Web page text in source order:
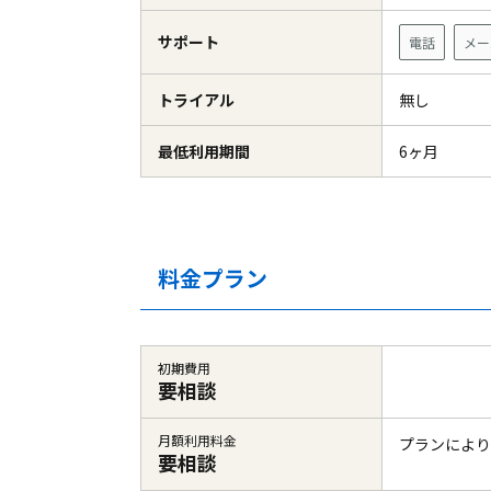
サポート 電話 メ
トライアル 無し
最低利用期間 6ヶ月
料金プラン
初期費用
要相談
月額利用料金
要相談
プランによ